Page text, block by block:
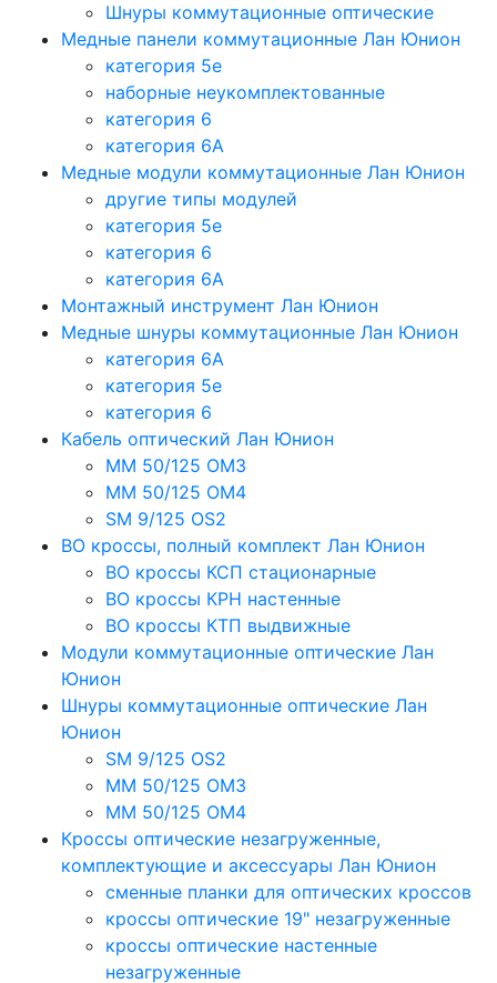
Шнуры коммутационные оптические
Медные панели коммутационные Лан Юнион
категория 5e
наборные неукомплектованные
категория 6
категория 6A
Медные модули коммутационные Лан Юнион
другие типы модулей
категория 5е
категория 6
категория 6A
Монтажный инструмент Лан Юнион
Медные шнуры коммутационные Лан Юнион
категория 6A
категория 5e
категория 6
Кабель оптический Лан Юнион
MM 50/125 OM3
MM 50/125 OM4
SM 9/125 OS2
ВО кроссы, полный комплект Лан Юнион
ВО кроссы КСП стационарные
ВО кроссы КРН настенные
ВО кроссы КТП выдвижные
Модули коммутационные оптические Лан
Юнион
Шнуры коммутационные оптические Лан
Юнион
SM 9/125 OS2
MM 50/125 OM3
MM 50/125 OM4
Кроссы оптические незагруженные,
комплектующие и аксессуары Лан Юнион
сменные планки для оптических кроссов
кроссы оптические 19" незагруженные
кроссы оптические настенные
незагруженные